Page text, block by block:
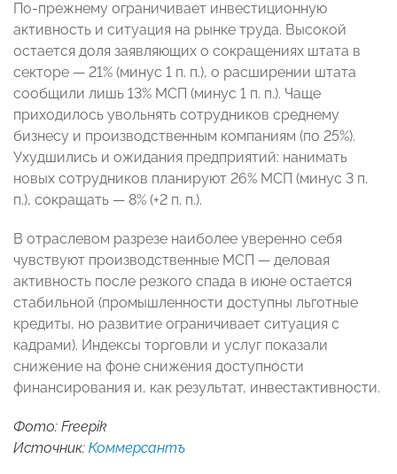
По-прежнему ограничивает инвестиционную
активность и ситуация на рынке труда. Высокой
остается доля заявляющих о сокращениях штата в
секторе — 21% (минус 1 п. п.), о расширении штата
сообщили лишь 13% МСП (минус 1 п. п.). Чаще
приходилось увольнять сотрудников среднему
бизнесу и производственным компаниям (по 25%).
Ухудшились и ожидания предприятий: нанимать
новых сотрудников планируют 26% МСП (минус 3 п.
п.), сокращать — 8% (+2 п. п.).
В отраслевом разрезе наиболее уверенно себя
чувствуют производственные МСП — деловая
активность после резкого спада в июне остается
стабильной (промышленности доступны льготные
кредиты, но развитие ограничивает ситуация с
кадрами). Индексы торговли и услуг показали
снижение на фоне снижения доступности
финансирования и, как результат, инвестактивности.
Фото: Freepik
Источник: Коммерсантъ